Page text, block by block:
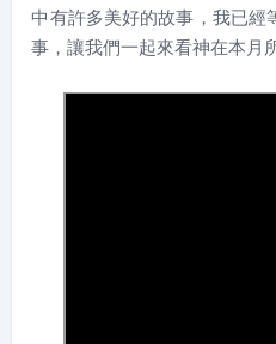
中有許多美好的故事，我已經
事，讓我們一起來看神在本月